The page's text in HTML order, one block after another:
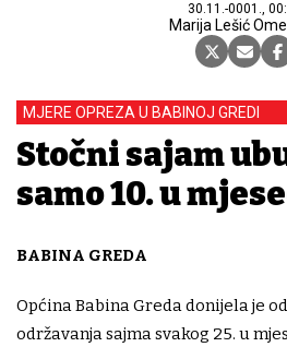
30.11.-0001.,
Marija Lešić
MJERE OPREZA U BABINOJ GREDI
Stočni sajam
samo 10. u
BABINA GREDA
Općina Babina Greda donijela je
održavanja sajma svakog 25. u